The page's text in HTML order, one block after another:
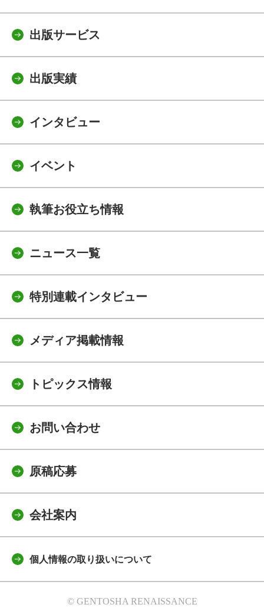
出版サービス
出版実績
インタビュー
イベント
執筆お役立ち情報
ニュース一覧
特別連載インタビュー
メディア掲載情報
トピックス情報
お問い合わせ
原稿応募
会社案内
個人情報の取り扱いについて
© GENTOSHA RENAISSANCE